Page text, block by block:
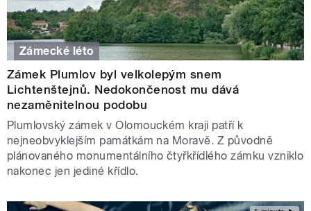
Zámecké léto
Zámek Plumlov byl velkolepým snem
Lichtenštejnů. Nedokončenost mu dává
nezaměnitelnou podobu
Plumlovský zámek v Olomouckém kraji patří k
nejneobvyklejším památkám na Moravě. Z původně
plánovaného monumentálního čtyřkřídlého zámku vzniklo
nakonec jen jediné křídlo.